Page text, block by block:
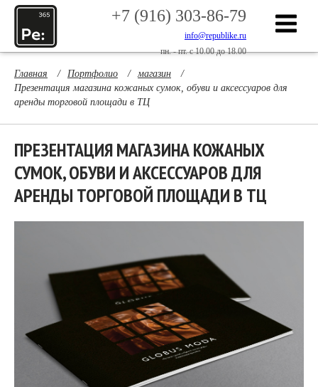
+7 (916) 303-86-79
info@republike.ru
пн. - пт. с 10.00 до 18.00
Главная / Портфолио / магазин
/
Презентация магазина кожаных сумок, обуви и аксессуаров для
аренды торговой площади в ТЦ
ПРЕЗЕНТАЦИЯ МАГАЗИНА КОЖАНЫХ
СУМОК, ОБУВИ И АКСЕССУАРОВ ДЛЯ
АРЕНДЫ ТОРГОВОЙ ПЛОЩАДИ В ТЦ